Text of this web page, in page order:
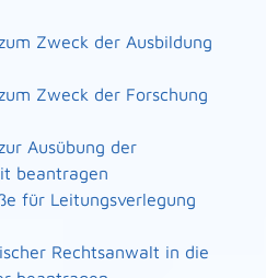
Zweck der Ausbildung
Zweck der Forschung
Ausübung der
beantragen
für Leitungsverlegung
Rechtsanwalt in die